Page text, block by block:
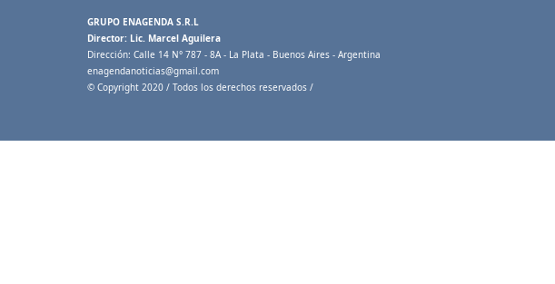
GRUPO ENAGENDA S.R.L
Director: Lic. Marcel Aguilera
Dirección: Calle 14 N° 787 - 8A - La Plata - Buenos Aires - Argentina
enagendanoticias@gmail.com
© Copyright 2020 / Todos los derechos reservados /